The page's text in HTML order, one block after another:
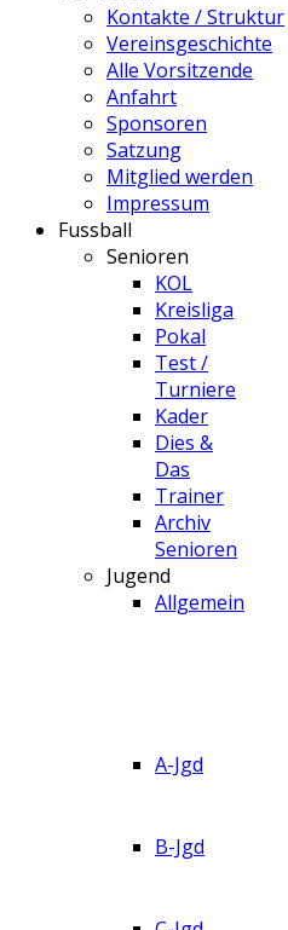
Kontakte / Struktur
Vereinsgeschichte
Alle Vorsitzende
Anfahrt
Sponsoren
Satzung
Mitglied werden
Impressum
Fussball
Senioren
KOL
Kreisliga
Pokal
Test /
Turniere
Kader
Dies &
Das
Trainer
Archiv
Senioren
Jugend
Allgemein
A-Jgd
B-Jgd